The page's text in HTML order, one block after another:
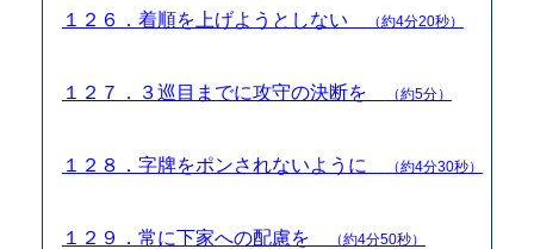
１２６．着順を上げようとしない （約4分20秒）
１２７．３巡目までに攻守の決断を （約5分）
１２８．字牌をポンされないように （約4分30秒）
１２９．常に下家への配慮を （約4分50秒）